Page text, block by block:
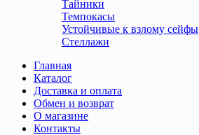
Тайники
Темпокасы
Устойчивые к взлому сейфы
Стеллажи
Главная
Каталог
Доставка и оплата
Обмен и возврат
О магазине
Контакты